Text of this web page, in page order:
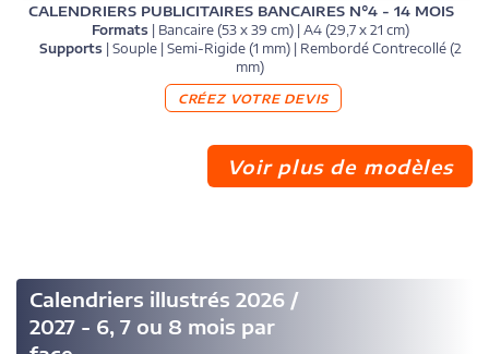
CALENDRIERS PUBLICITAIRES BANCAIRES N°4 - 14 MOIS
Formats| Bancaire (53 x 39 cm) | A4 (29,7 x 21 cm)
Supports| Souple | Semi-Rigide (1 mm) | Rembordé Contrecollé (2
mm)
CRÉEZ VOTRE DEVIS
Voir plus de modèles
Calendriers illustrés 2026 /
2027 - 6, 7 ou 8 mois par